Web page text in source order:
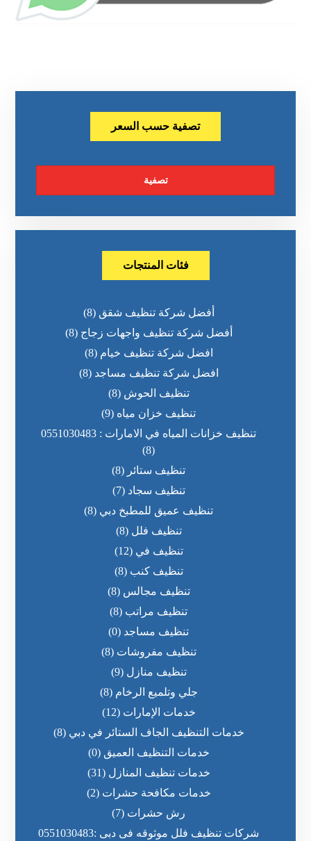
تصفية حسب السعر
تصفية
فئات المنتجات
أفضل شركة تنظيف شقق (8)
أفضل شركة تنظيف واجهات زجاج (8)
افضل شركة تنظيف خيام (8)
افضل شركة تنظيف مساجد (8)
تنظيف الحوش (8)
تنظيف خزان مياه (9)
تنظيف خزانات المياه في الامارات : 0551030483
(8)
تنظيف ستائر (8)
تنظيف سجاد (7)
تنظيف عميق للمطبخ دبي (8)
تنظيف فلل (8)
تنظيف في (12)
تنظيف كنب (8)
تنظيف مجالس (8)
تنظيف مراتب (8)
تنظيف مساجد (0)
تنظيف مفروشات (8)
تنظيف منازل (9)
جلي وتلميع الرخام (8)
خدمات الإمارات (12)
خدمات التنظيف الجاف الستائر في دبي (8)
خدمات التنظيف العميق (0)
خدمات تنظيف المنازل (31)
خدمات مكافحة حشرات (2)
رش حشرات (7)
شركات تنظيف فلل موثوقه فى دبى :0551030483